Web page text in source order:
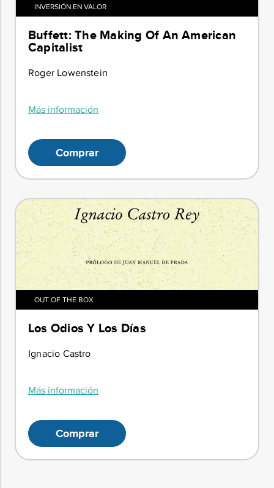
INVERSIÓN EN VALOR
Buffett: The Making Of An American
Capitalist
Roger Lowenstein
Más información
Comprar
OUT OF THE BOX
Los Odios Y Los Días
Ignacio Castro
Más información
Comprar